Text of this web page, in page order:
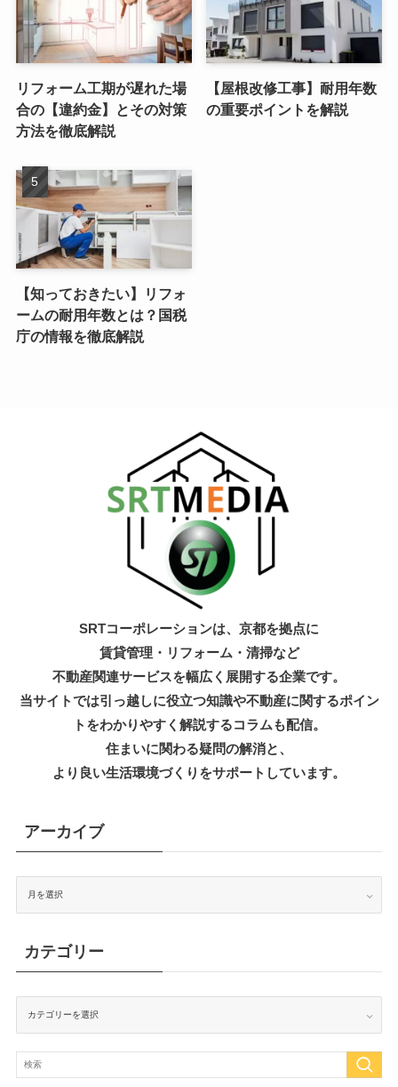
リフォーム工期が遅れた場
合の【違約金】とその対策
方法を徹底解説
【屋根改修工事】耐用年数
の重要ポイントを解説
【知っておきたい】リフォ
ームの耐用年数とは？国税
庁の情報を徹底解説
SRTコーポレーションは、京都を拠点に
賃貸管理・リフォーム・清掃など
不動産関連サービスを幅広く展開する企業です。
当サイトでは引っ越しに役立つ知識や不動産に関するポイン
トをわかりやすく解説するコラムも配信。
住まいに関わる疑問の解消と、
より良い生活環境づくりをサポートしています。
アーカイブ
カ
カテゴリー